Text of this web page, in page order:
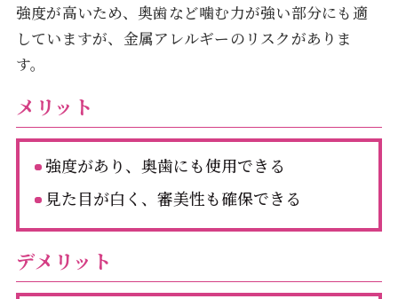
強度が高いため、奥歯など噛む力が強い部分にも適
していますが、金属アレルギーのリスクがありま
す。
メリット
強度があり、奥歯にも使用できる
見た目が白く、審美性も確保できる
デメリット